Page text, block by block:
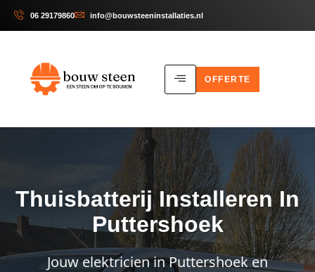
06 29179860 info@bouwsteeninstallaties.nl
OFFERTE
Thuisbatterij Installeren In
Puttershoek
Jouw elektricien in Puttershoek en